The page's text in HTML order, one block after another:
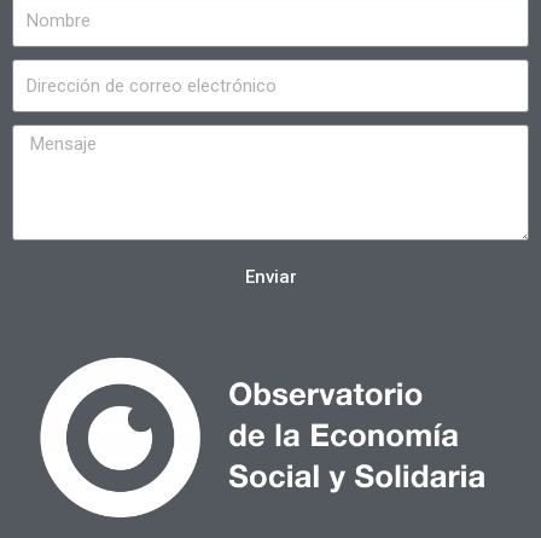
Enviar